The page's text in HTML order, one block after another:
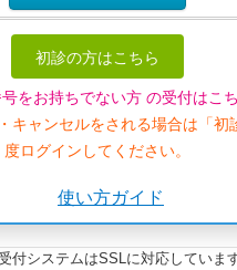
初診の方はこちら
をお持ちでない方 の受付はこ
キャンセルをされる場合は「初
度ログインしてください。
使い方ガイド
付システムはSSLに対応していま